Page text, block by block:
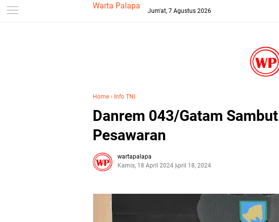
--> Warta Palapa
Jum'at, 7 Agustus 2026
Home › Info TNI
Danrem 043/Gatam
Pesawaran
wartapalapa
Kamis, 18 April 2024 April 18, 2024